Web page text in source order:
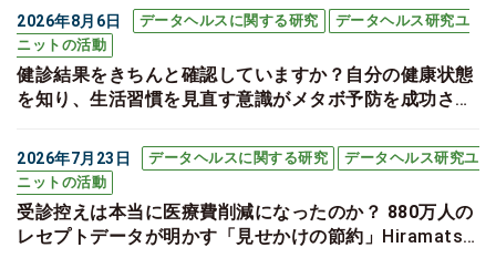
2026年8月6日 データヘルスに関する研究
データヘルス研究ユ
ニットの活動
健診結果をきちんと確認していますか？自分の健康状態
を知り、生活習慣を見直す意識がメタボ予防を成功させ
Y. The impact of awareness of health checkup
results on dropout from the specific health guidance
programs on metabolic syndrome in the teacher
population. Environmental Health and Preventive
Medicine. 2026;31:13-.
2026年7月23日 データヘルスに関する研究
データヘルス研究ユ
ニットの活動
受診控えは本当に医療費削減になったのか？ 880万人の
レセプトデータが明かす「見せかけの節約」 Hiramatsu